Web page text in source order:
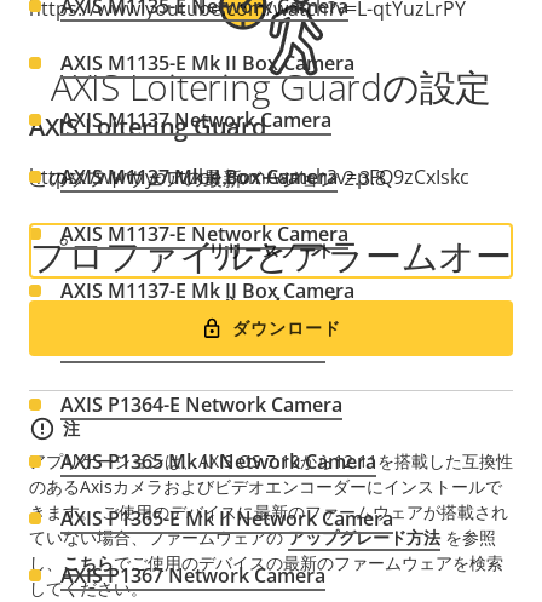
https://www.youtube.com/watch?v=L-qtYuzLrPY
AXIS Loitering Guardの設定
https://www.youtube.com/watch?v=pFQ9zCxIskc
プロファイルとアラームオー
バーレイ
AXIS M1135-E Network Camera
AXIS M1135-E Mk II Box Camera
AXIS M1137 Network Camera
AXIS M1137 Mk II Box Camera
AXIS M1137-E Network Camera
AXIS M1137-E Mk II Box Camera
AXIS P1364-E Network Camera
AXIS P1365 Mk II Network Camera
AXIS P1365-E Mk II Network Camera
AXIS P1367 Network Camera
AXIS Loitering Guard
このソフトウェアの最新バージョン 2.3.8
リリースノート
ダウンロード
注
アプリケーションは、AXIS OS 7.10から12.11を搭載した互換性
のあるAxisカメラおよびビデオエンコーダーにインストールで
きます。ご使用のデバイスに最新のファームウェアが搭載され
ていない場合、ファームウェアのアップグレード方法 を参照
し、 こちらでご使用のデバイスの最新のファームウェアを検索
してください。